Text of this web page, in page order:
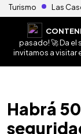
Turismo Las
pasado! 🚀 Da el
invitamos a visitar
Habrá